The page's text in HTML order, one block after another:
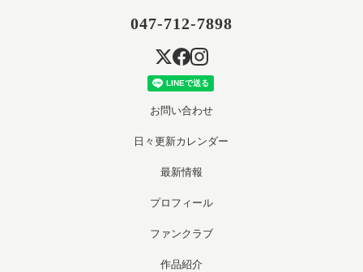
047-712-7898
お問い合わせ
日々更新カレンダー
最新情報
プロフィール
ファンクラブ
作品紹介